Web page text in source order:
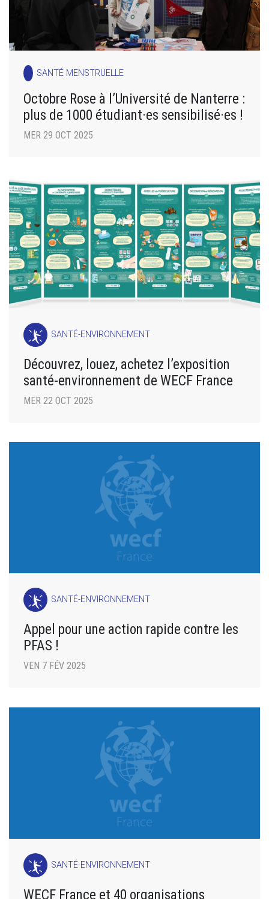
SANTÉ MENSTRUELLE
Octobre Rose à l’Université de Nanterre :
plus de 1000 étudiant·es sensibilisé·es !
MER 29 OCT 2025
SANTÉ-ENVIRONNEMENT
Découvrez, louez, achetez l’exposition
santé-environnement de WECF France
MER 22 OCT 2025
SANTÉ-ENVIRONNEMENT
Appel pour une action rapide contre les
PFAS !
VEN 7 FÉV 2025
SANTÉ-ENVIRONNEMENT
WECF France et 40 organisations